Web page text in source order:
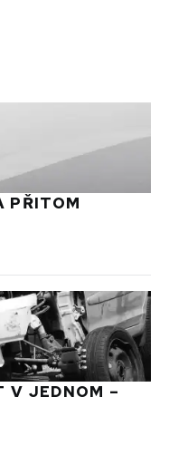
PŘITOM
V JEDNOM –